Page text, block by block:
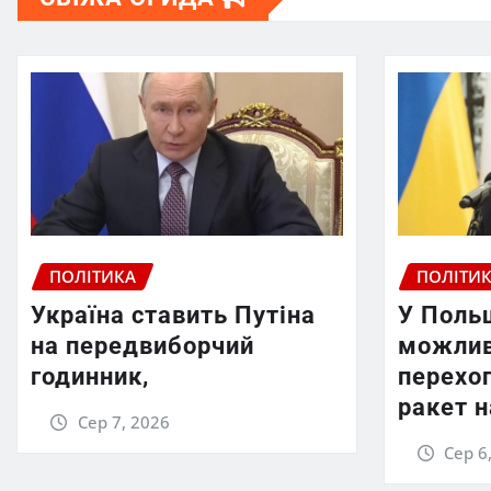
ПОЛІТИКА
Україна ставить Путіна
на передвиборчий
годинник,
Сер 7, 2026
У
ракет
Сер